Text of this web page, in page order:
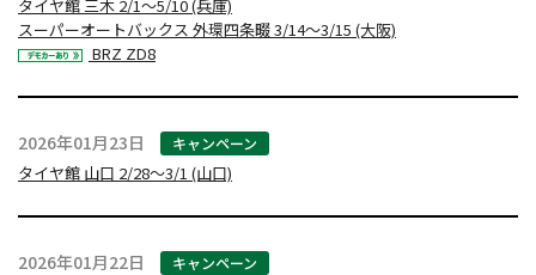
タイヤ館 三木 2/1～5/10 (兵庫)
スーパーオートバックス 外環四条畷 3/14～3/15 (大阪)
BRZ ZD8
2026年01月23日 キャンペーン
タイヤ館 山口 2/28～3/1 (山口)
2026年01月22日 キャンペーン